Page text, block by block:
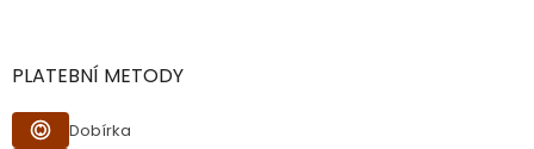
PLATEBNÍ METODY
Dobírka